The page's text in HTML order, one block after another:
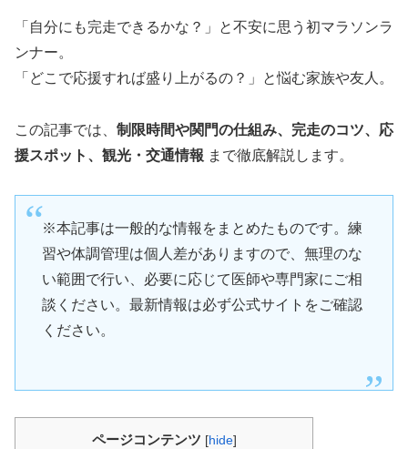
「自分にも完走できるかな？」と不安に思う初マラソンラ
ンナー。
「どこで応援すれば盛り上がるの？」と悩む家族や友人。
この記事では、 制限時間や関門の仕組み、完走のコツ、応
援スポット、観光・交通情報 まで徹底解説します。
※本記事は一般的な情報をまとめたものです。練
習や体調管理は個人差がありますので、無理のな
い範囲で行い、必要に応じて医師や専門家にご相
談ください。最新情報は必ず公式サイトをご確認
ください。
ページコンテンツ [hide]